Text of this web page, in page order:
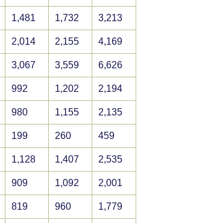
1,481 1,732 3,213
2,014 2,155 4,169
3,067 3,559 6,626
992 1,202 2,194
980 1,155 2,135
199 260 459
1,128 1,407 2,535
909 1,092 2,001
819 960 1,779